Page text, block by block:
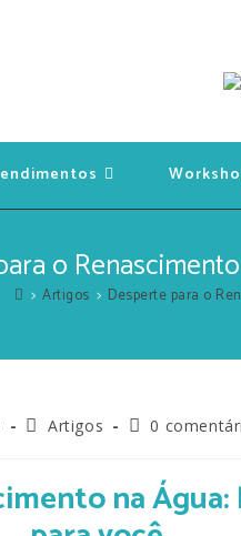
o
> Artigos > Desperte para o
Artigos 0